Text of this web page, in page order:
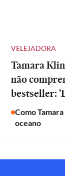
VELEJADORA
Tamara
não
bestseller:
Como
oceano